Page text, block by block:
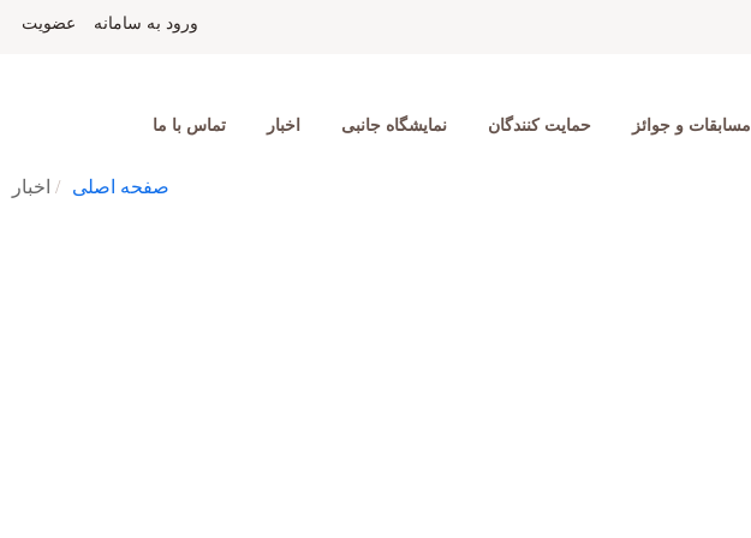
ورود به سامانه عضویت
مسابقات و جوائز حمایت کنندگان نمایشگاه جانبی اخبار تماس با ما
صفحه اصلی اخبار